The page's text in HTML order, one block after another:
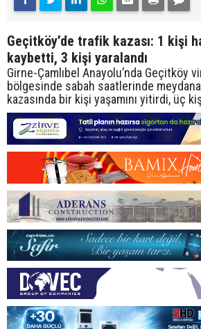
Geçitköy’de trafik kazası: 1 kişi
kaybetti, 3 kişi yaralandı
Girne-Çamlıbel Anayolu’nda Geçitköy
bölgesinde sabah saatlerinde
kazasında bir kişi yaşamını yitirdi, üç